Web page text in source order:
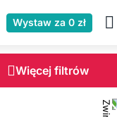
Wystaw za 0 zł
Więcej filtrów